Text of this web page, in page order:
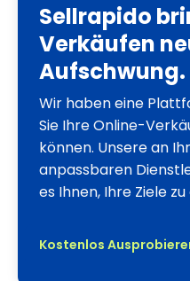
Sellrapido
Verkäufen
Aufschwung.
Wir haben eine
Sie Ihre Online-
können. Unsere an
anpassbaren
es Ihnen, Ihre Ziele
Kostenlos